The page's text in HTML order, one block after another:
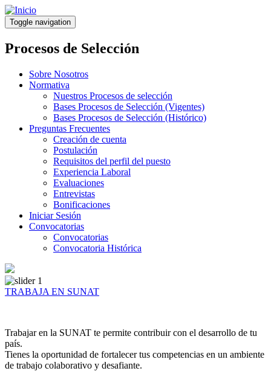
Pasar
al
contenido
principal
Toggle navigation
Procesos de Selección
Sobre Nosotros
Normativa
Nuestros Procesos de selección
Bases Procesos de Selección (Vigentes)
Bases Procesos de Selección (Histórico)
Preguntas Frecuentes
Creación de cuenta
Postulación
Requisitos del perfil del puesto
Experiencia Laboral
Evaluaciones
Entrevistas
Bonificaciones
Iniciar Sesión
Convocatorias
Convocatorias
Convocatoria Histórica
TRABAJA EN SUNAT
Trabajar en la SUNAT te permite contribuir con el desarrollo de tu
país.
Tienes la oportunidad de fortalecer tus competencias en un ambiente
de trabajo colaborativo y desafiante.